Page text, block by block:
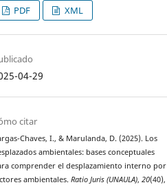
PDF XML
04-29
citar
Chaves, I., & Marulanda, D. (2025). Los
ambientales: bases conceptuales
comprender el desplazamiento interno por
ambientales.Ratio Juris (UNAULA),20(40),